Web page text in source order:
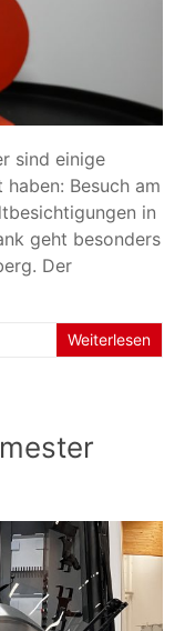
sind einige
Besuch am
in
geht besonders
Der
Weiterlesen